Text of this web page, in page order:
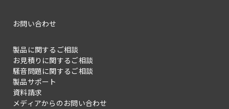
お問い合わせ
製品に関するご相談
お見積りに関するご相談
騒音問題に関するご相談
製品サポート
資料請求
メディアからのお問い合わせ